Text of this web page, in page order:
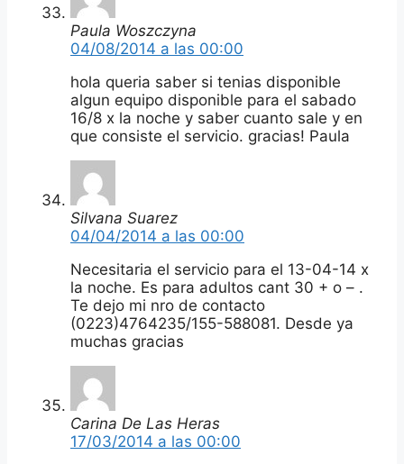
Paula Woszczyna
04/08/2014 a las 00:00
hola queria saber si tenias disponible
algun equipo disponible para el sabado
16/8 x la noche y saber cuanto sale y en
que consiste el servicio. gracias! Paula
Silvana Suarez
04/04/2014 a las 00:00
Necesitaria el servicio para el 13-04-14 x
la noche. Es para adultos cant 30 + o – .
Te dejo mi nro de contacto
(0223)4764235/155-588081. Desde ya
muchas gracias
Carina De Las Heras
17/03/2014 a las 00:00